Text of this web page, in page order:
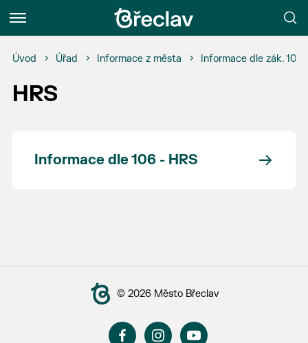
Menu
Úvod Úřad Informace z města Informace dle zák.
HRS
Informace dle 106 - HRS
© 2026 Město Břeclav